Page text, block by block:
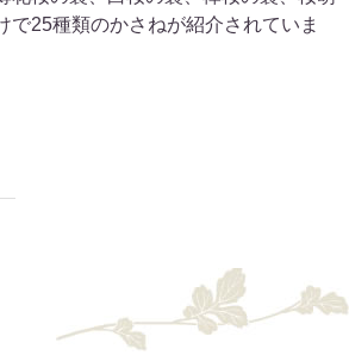
25種類のかさねが紹介されていま